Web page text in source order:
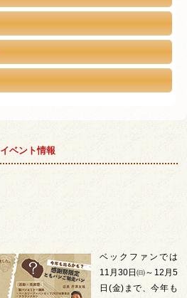
イベント情報
ベックファンでは
11月30日㈰～12月5
日(金)まで、今年も